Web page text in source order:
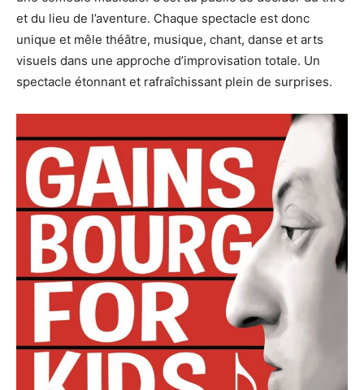
et du lieu de l’aventure. Chaque spectacle est donc
unique et mêle théâtre, musique, chant, danse et arts
visuels dans une approche d’improvisation totale. Un
spectacle étonnant et rafraîchissant plein de surprises.